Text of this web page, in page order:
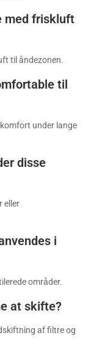
med friskluft
til åndezonen.
til
under lange
disse
eller
i
områder.
at skifte?
af filtre og